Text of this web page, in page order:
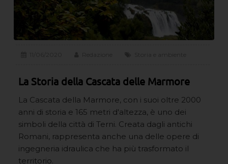
La Storia della Cascata delle Marmore
La Cascata della Marmore, con i suoi oltre 2000
anni di storia e 165 metri d'altezza, è uno dei
simboli della città di Terni. Creata dagli antichi
Romani, rappresenta anche una delle opere di
ingegneria idraulica che ha più trasformato il
territorio.